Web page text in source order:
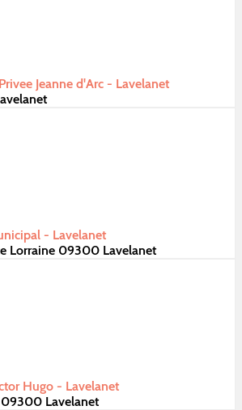
Jeanne d'Arc - Lavelanet
- Lavelanet
Lorraine 09300 Lavelanet
Hugo - Lavelanet
Lavelanet